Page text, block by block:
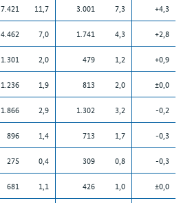
7.421 11,7 3.001 7,3 +4,3
4.462 7,0 1.741 4,3 +2,8
1.301 2,0 479 1,2 +0,9
1.236 1,9 813 2,0 ±0,0
1.866 2,9 1.302 3,2 -0,2
896 1,4 713 1,7 -0,3
275 0,4 309 0,8 -0,3
681 1,1 426 1,0 ±0,0